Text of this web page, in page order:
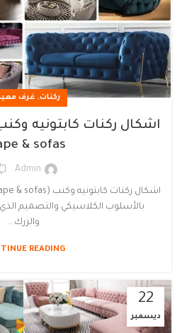
ركنات, غرف
& sofas
Admin
بالأسلوب الكلاسيكي والتصميم
والزرك...
READING
22
ديسمبر